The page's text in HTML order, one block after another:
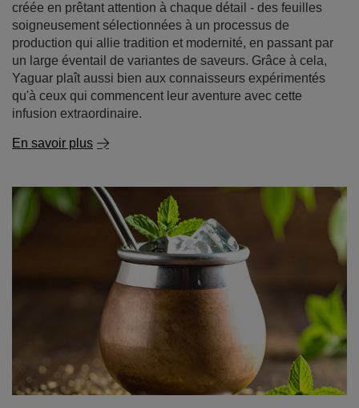
créée en prêtant attention à chaque détail - des feuilles
soigneusement sélectionnées à un processus de
production qui allie tradition et modernité, en passant par
un large éventail de variantes de saveurs. Grâce à cela,
Yaguar plaît aussi bien aux connaisseurs expérimentés
qu'à ceux qui commencent leur aventure avec cette
infusion extraordinaire.
En savoir plus